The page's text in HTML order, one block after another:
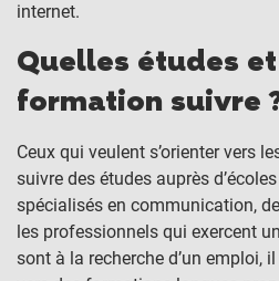
internet.
Quelles études
formation suivre
Ceux qui veulent s’orienter vers
suivre des études auprès
spécialisés en communication,
les professionnels qui exercent
sont à la recherche d’un emploi,